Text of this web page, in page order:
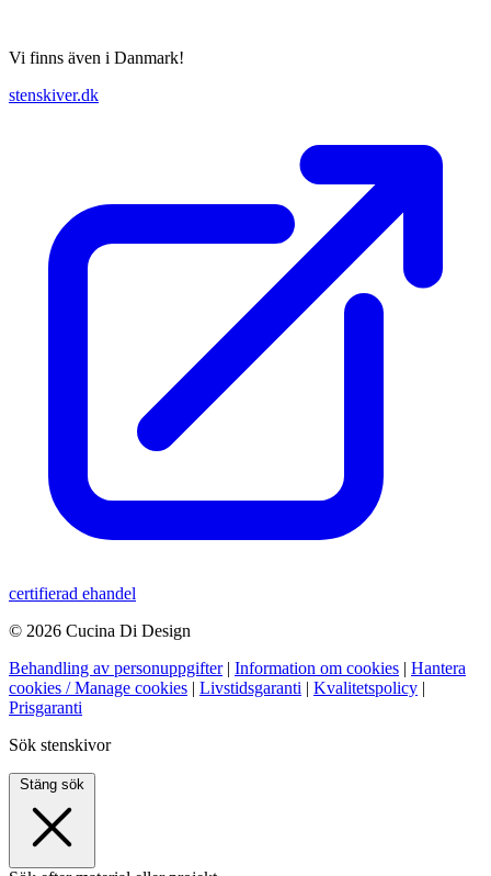
Vi finns även i Danmark!
stenskiver.dk
certifierad ehandel
© 2026 Cucina Di Design
Behandling av personuppgifter | Information om cookies | Hantera
cookies / Manage cookies | Livstidsgaranti | Kvalitetspolicy |
Prisgaranti
Sök stenskivor
Stäng sök